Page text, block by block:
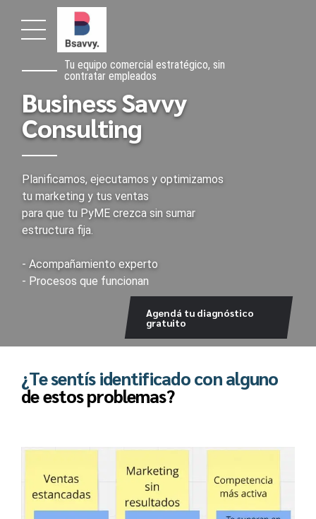
Tu equipo comercial estratégico, sin
contratar empleados
Business Savvy
Consulting
Planificamos, ejecutamos y optimizamos
tu marketing y tus ventas
para que tu PyME crezca sin sumar
estructura fija.
- Acompañamiento experto
- Procesos que funcionan
Agendá tu diagnóstico
gratuito
¿Te sentís identificado con alguno
de estos problemas?